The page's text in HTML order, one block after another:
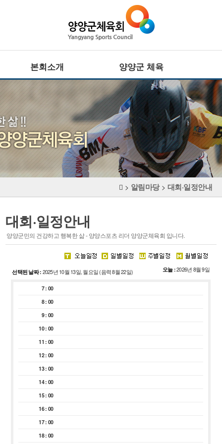
본회소개
설립목적 · 연혁
사업추진방향
CI
조직기구표
체육시설
양양군 체육
전문체육
주요기능
·대회정보
생활체육
·주요기능
대회정보
장애인체육
·주요기능
스포츠 마케팅
·주요기능
· 시설안내
회원종목단체
종목단체
클럽등록 및 동호인 등록
참여마당
경영공시
> 알림마당> 대회·일정안내
대회·일정안내
양양군민의 건강하고 행복한 삶 - 양양스포츠 리더 양양군체육회 입니다.
선택된 날짜 : 2025년 10월 13일, 월요일 (음력 8월 22일) 오늘 :2026년 8월 9일
7 : 00
8 : 00
9 : 00
10 : 00
11 : 00
12 : 00
13 : 00
14 : 00
15 : 00
16 : 00
17 : 00
18 : 00